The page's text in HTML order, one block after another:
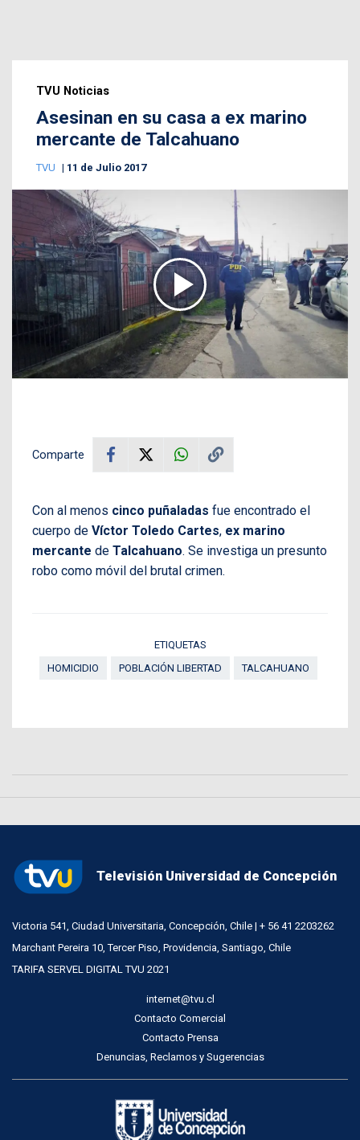
TVU Noticias
Asesinan en su casa a ex marino
mercante de Talcahuano
TVU 11 de Julio 2017
Comparte
Con al menos cinco puñaladas fue encontrado el
cuerpo de Víctor Toledo Cartes, ex marino
mercante de Talcahuano. Se investiga un presunto
robo como móvil del brutal crimen.
ETIQUETAS
HOMICIDIO
POBLACIÓN LIBERTAD TALCAHUANO
Televisión Universidad de Concepción
Victoria 541, Ciudad Universitaria, Concepción, Chile | + 56 41 2203262
Marchant Pereira 10, Tercer Piso, Providencia, Santiago, Chile
TARIFA SERVEL DIGITAL TVU 2021
internet@tvu.cl
Contacto Comercial
Contacto Prensa
Denuncias, Reclamos y Sugerencias